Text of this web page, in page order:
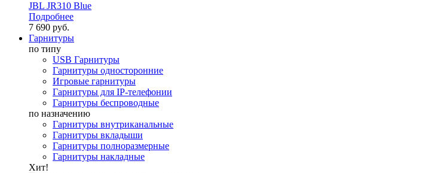
JBL JR310 Blue
Подробнее
7 690 руб.
Гарнитуры
по типу
USB Гарнитуры
Гарнитуры односторонние
Игровые гарнитуры
Гарнитуры для IP-телефонии
Гарнитуры беспроводные
по назначению
Гарнитуры внутриканальные
Гарнитуры вкладыши
Гарнитуры полноразмерные
Гарнитуры накладные
Хит!